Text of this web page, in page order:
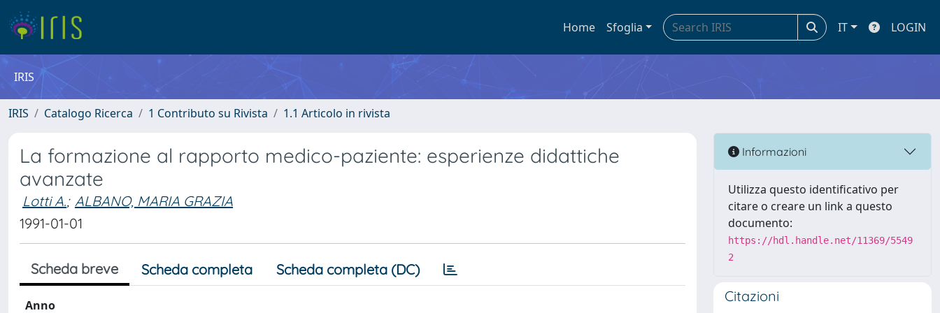
Home Sfoglia IT LOGIN
IRIS
IRIS Catalogo Ricerca 1 Contributo su Rivista 1.1 Articolo in rivista
La formazione al rapporto medico-paziente: esperienze didattiche
avanzate
Lotti A.; ALBANO, MARIA GRAZIA
1991-01-01
Scheda breve Scheda completa Scheda completa (DC)
Anno
Informazioni
Utilizza questo identificativo per
citare o creare un link a questo
documento:
https://hdl.handle.net/11369/5549
2
Citazioni